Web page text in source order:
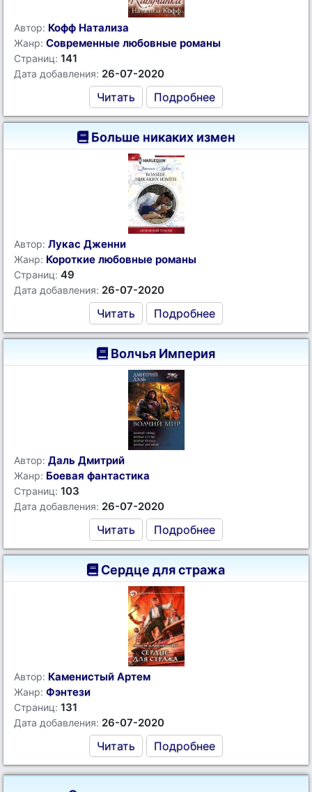
Автор: Кофф Натализа
Жанр: Современные любовные романы
Страниц: 141
Дата добавления: 26-07-2020
Читать Подробнее
Больше никаких измен
Автор: Лукас Дженни
Жанр: Короткие любовные романы
Страниц: 49
Дата добавления: 26-07-2020
Читать Подробнее
Волчья Империя
Автор: Даль Дмитрий
Жанр: Боевая фантастика
Страниц: 103
Дата добавления: 26-07-2020
Читать Подробнее
Сердце для стража
Автор: Каменистый Артем
Жанр: Фэнтези
Страниц: 131
Дата добавления: 26-07-2020
Читать Подробнее